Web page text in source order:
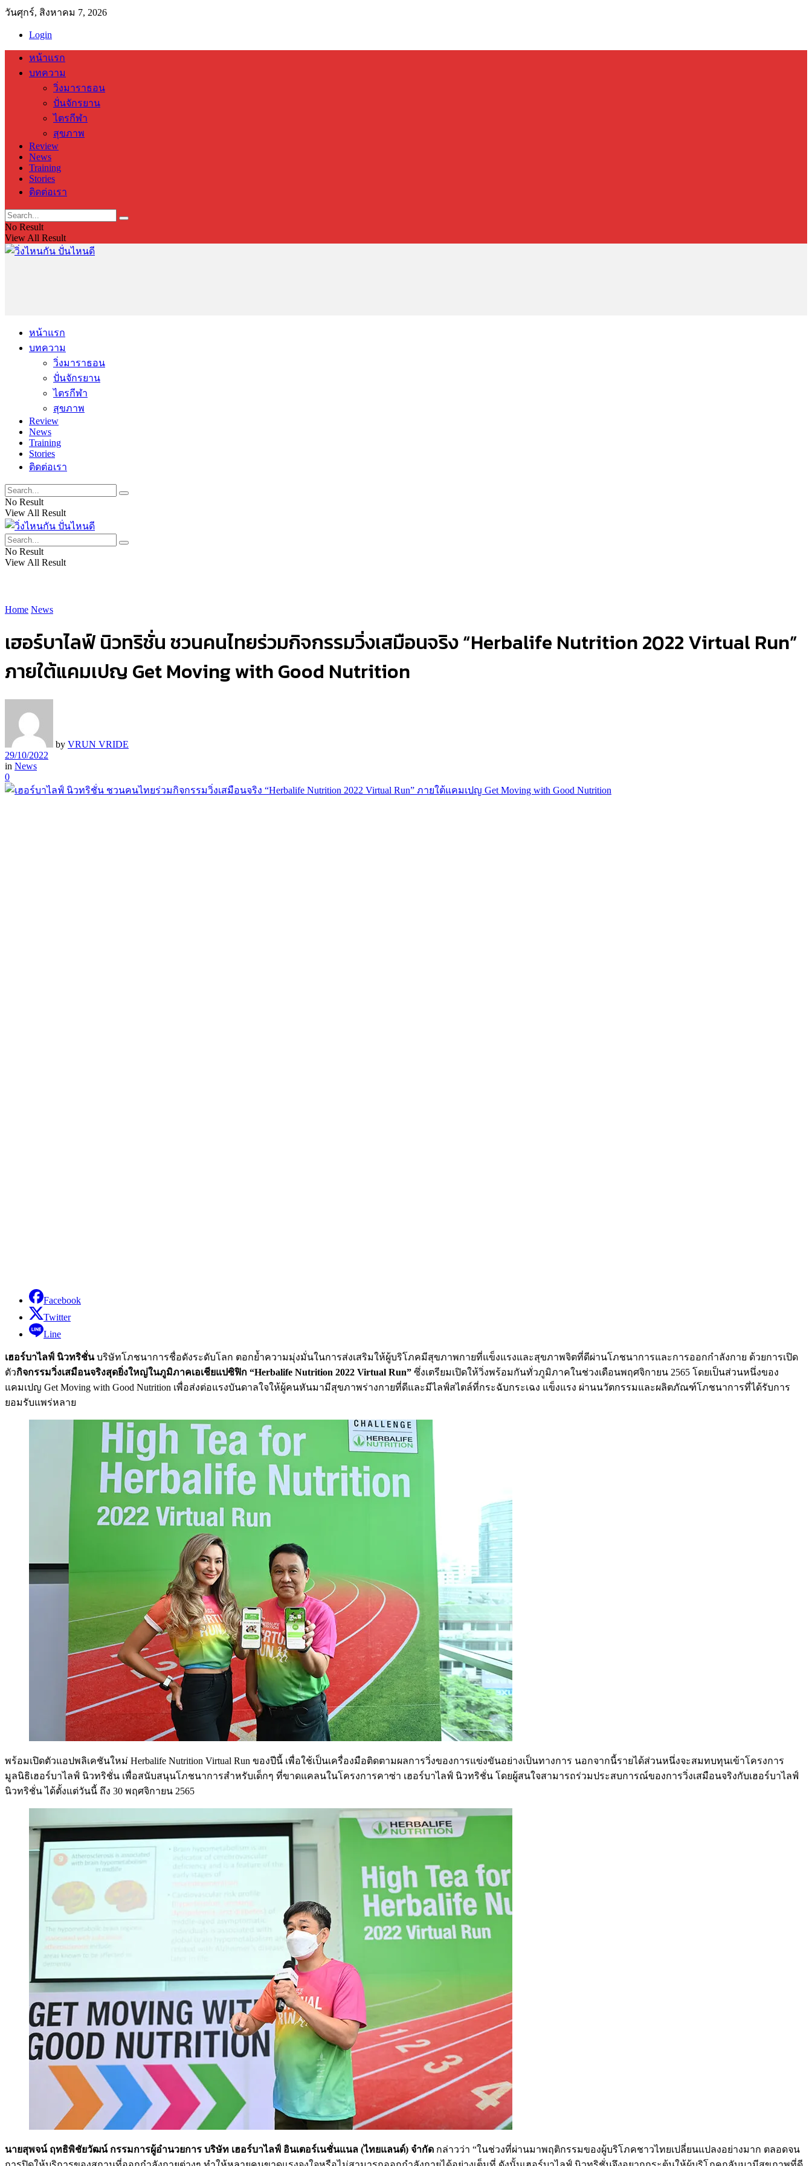
วันศุกร์, สิงหาคม 7, 2026
Login
หน้าแรก
บทความ
วิ่งมาราธอน
ปั่นจักรยาน
ไตรกีฬา
สุขภาพ
Review
News
Training
Stories
ติดต่อเรา
No Result
View All Result
หน้าแรก
บทความ
วิ่งมาราธอน
ปั่นจักรยาน
ไตรกีฬา
สุขภาพ
Review
News
Training
Stories
ติดต่อเรา
No Result
View All Result
No Result
View All Result
Home News
เฮอร์บาไลฟ์ นิวทริชั่น ชวนคนไทยร่วมกิจกรรมวิ่งเสมือนจริง “Herbalife Nutrition 2022 Virtual Run”
ภายใต้แคมเปญ Get Moving with Good Nutrition
by VRUN VRIDE
29/10/2022
in News
0
Facebook
Twitter
Line
เฮอร์บาไลฟ์ นิวทริชั่นบริษัทโภชนาการชื่อดังระดับโลก ตอกย้ำความมุ่งมั่นในการส่งเสริมให้ผู้บริโภคมีสุขภาพกายที่แข็งแรงและสุขภาพจิตที่ดีผ่านโภชนาการและการออกกำลังกาย ด้วยการเปิด
ตัวกิจกรรมวิ่งเสมือนจริงสุดยิ่งใหญ่ในภูมิภาคเอเชียแปซิฟิก “Herbalife Nutrition 2022 Virtual Run” ซึ่งเตรียมเปิดให้วิ่งพร้อมกันทั่วภูมิภาคในช่วงเดือนพฤศจิกายน 2565 โดยเป็นส่วนหนึ่งของ
แคมเปญ Get Moving with Good Nutrition เพื่อส่งต่อแรงบันดาลใจให้ผู้คนหันมามีสุขภาพร่างกายที่ดีและมีไลฟ์สไตล์ที่กระฉับกระเฉง แข็งแรง ผ่านนวัตกรรมและผลิตภัณฑ์โภชนาการที่ได้รับการ
ยอมรับแพร่หลาย
พร้อมเปิดตัวแอปพลิเคชันใหม่ Herbalife Nutrition Virtual Run ของปีนี้ เพื่อใช้เป็นเครื่องมือติดตามผลการวิ่งของการแข่งขันอย่างเป็นทางการ นอกจากนี้รายได้ส่วนหนึ่งจะสมทบทุนเข้าโครงการ
มูลนิธิเฮอร์บาไลฟ์ นิวทริชั่น เพื่อสนับสนุนโภชนาการสำหรับเด็กๆ ที่ขาดแคลนในโครงการคาซ่า เฮอร์บาไลฟ์ นิวทริชั่น โดยผู้สนใจสามารถร่วมประสบการณ์ของการวิ่งเสมือนจริงกับเฮอร์บาไลฟ์
นิวทริชั่น ได้ตั้งแต่วันนี้ ถึง 30 พฤศจิกายน 2565
นายสุพจน์ ฤทธิพิชัยวัฒน์ กรรมการผู้อำนวยการ บริษัท เฮอร์บาไลฟ์ อินเตอร์เนชั่นแนล (ไทยแลนด์) จำกัด กล่าวว่า “ในช่วงที่ผ่านมาพฤติกรรมของผู้บริโภคชาวไทยเปลี่ยนแปลงอย่างมาก ตลอดจน